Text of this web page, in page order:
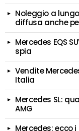
Noleggio a
diffusa anche
Mercedes EQS
spia
Vendite
Italia
Mercedes SL:
AMG
Mercedes: ecco